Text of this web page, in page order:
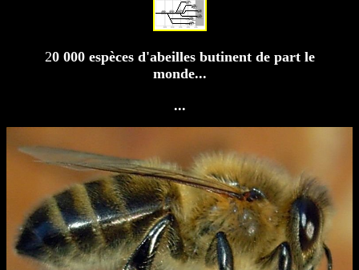
20 000 espèces d'abeilles butinent de part le
monde...
...